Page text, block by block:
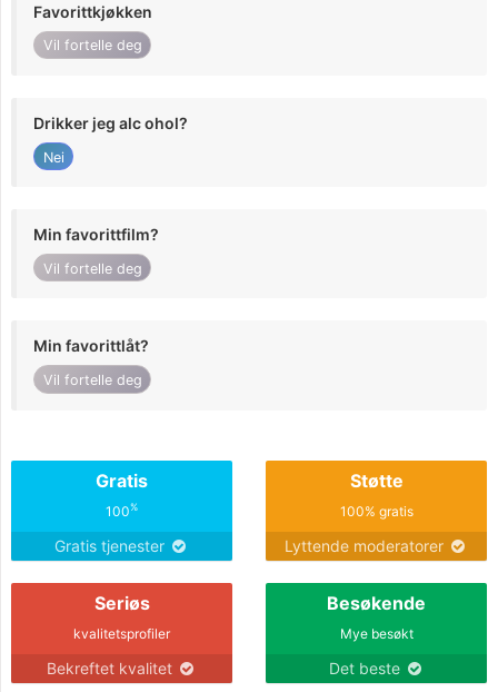
Favorittkjøkken
Vil fortelle deg
Drikker jeg alc ohol?
Nei
Min favorittfilm?
Vil fortelle deg
Min favorittlåt?
Vil fortelle deg
Gratis
100%
Gratis tjenester
Støtte
100% gratis
Lyttende moderatorer
Seriøs
kvalitetsprofiler
Bekreftet kvalitet
Besøkende
Mye besøkt
Det beste